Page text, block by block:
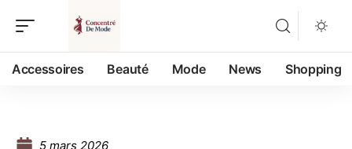
Accessoires Beauté Mode News Shopping
5 mars 2026